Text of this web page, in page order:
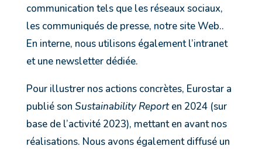
communication tels que les réseaux sociaux,
les communiqués de presse, notre site Web..
En interne, nous utilisons également l’intranet
et une newsletter dédiée.
Pour illustrer nos actions concrètes, Eurostar a
publié son Sustainability Reporten 2024 (sur
base de l’activité 2023), mettant en avant nos
réalisations. Nous avons également diffusé un